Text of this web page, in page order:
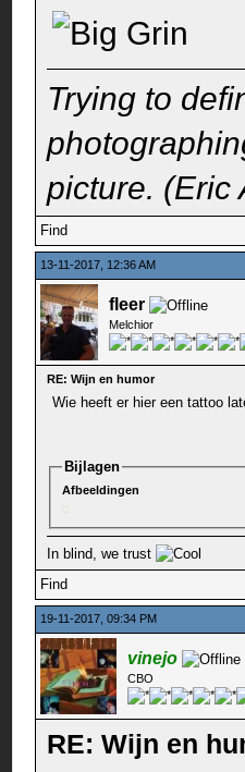
Trying to
picture. (Eric
Find
13-11-2017, 12:36 AM
fleer
Melchior
RE: Wijn en humor
Wie heeft er hier een tattoo
Bijlagen
Afbeeldingen
In blind, we trust
Find
19-11-2017, 09:34 PM
vinejo
CBO
RE: Wijn en